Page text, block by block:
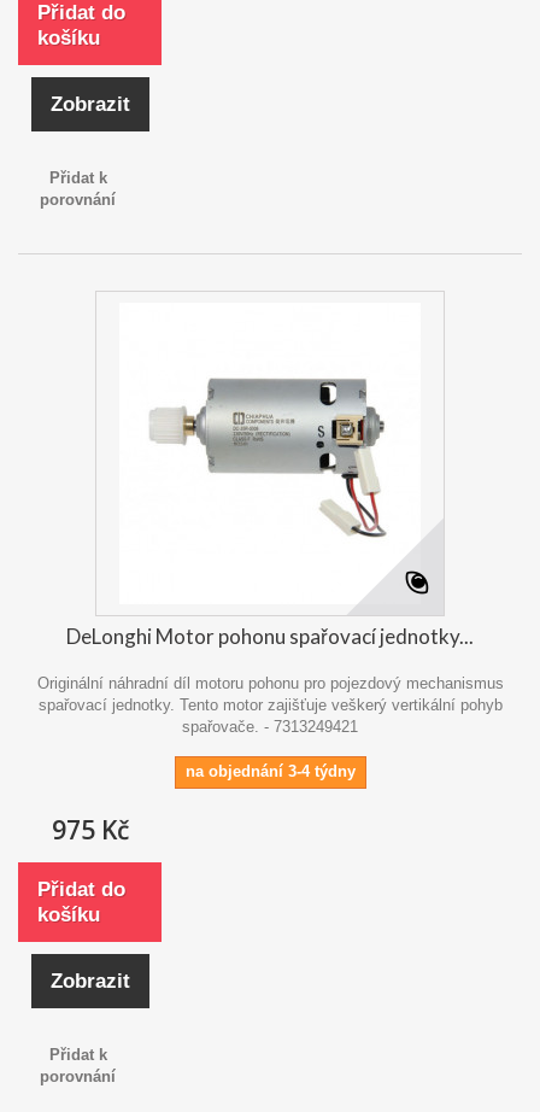
Přidat do
košíku
Zobrazit
Přidat k
porovnání
DeLonghi Motor pohonu spařovací jednotky...
Originální náhradní díl motoru pohonu pro pojezdový mechanismus
spařovací jednotky. Tento motor zajišťuje veškerý vertikální pohyb
spařovače. - 7313249421
na objednání 3-4 týdny
975 Kč
Přidat do
košíku
Zobrazit
Přidat k
porovnání